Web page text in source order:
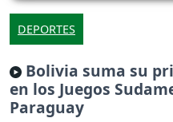
DEPORTES
Bolivia suma su
en los Juegos
Paraguay